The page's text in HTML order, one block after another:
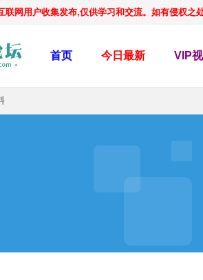
联网用户收集发布,仅供学习和交流。如有侵权
首页 今日最新 VIP